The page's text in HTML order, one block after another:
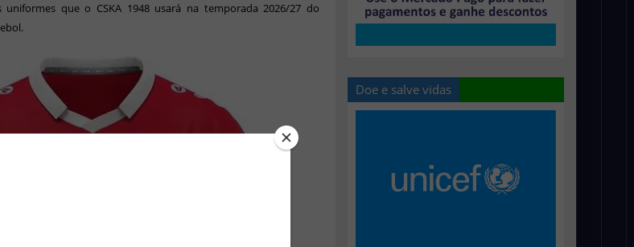
que o CSKA 1948 usará na temporada 2026/27 do
Doe e salve vidas